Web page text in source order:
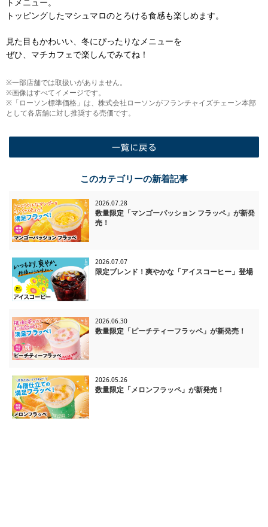
トッピングしたマシュマロのとろける食感も楽しめます。
見た目もかわいい、冬にぴったりなメニューを
ぜひ、マチカフェで楽しんでみてね！
※一部店舗では取扱いがありません。
※画像はすべてイメージです。
※「ローソン標準価格」は、株式会社ローソンがフランチャイズチェーン本部
として各店舗に対し推奨する売価です。
このカテゴリーの新着記事
2026.07.28
数量限定「マンゴーパッション フラッペ」が新発
売！
2026.07.07
限定ブレンド！爽やかな「アイスコーヒー」登場
2026.06.30
数量限定「ピーチティーフラッペ」が新発売！
2026.05.26
数量限定「メロンフラッペ」が新発売！